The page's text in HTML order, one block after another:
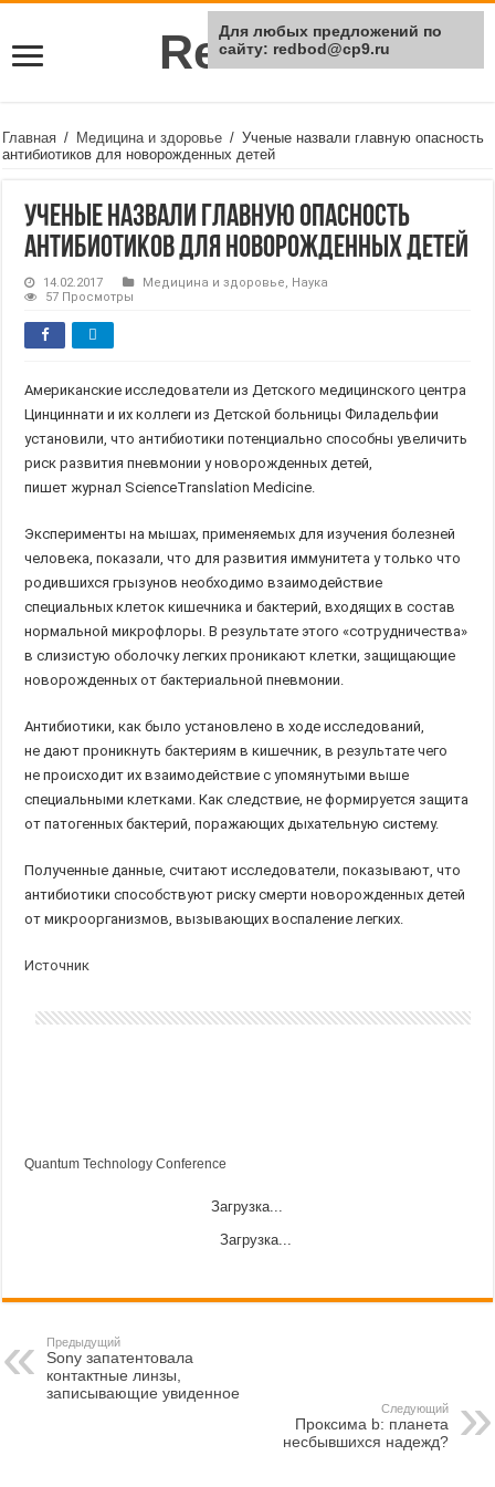
Rei Red
Главная / Медицина и здоровье / Ученые назвали главную опасность
антибиотиков для новорожденных детей
Ученые назвали главную опасность
антибиотиков для новорожденных детей
14.02.2017 Медицина и здоровье, Наука
57 Просмотры
Американские исследователи из Детского медицинского центра
Цинциннати и их коллеги из Детской больницы Филадельфии
установили, что антибиотики потенциально способны увеличить
риск развития пневмонии у новорожденных детей,
пишет журнал ScienceTranslation Medicine.
Эксперименты на мышах, применяемых для изучения болезней
человека, показали, что для развития иммунитета у только что
родившихся грызунов необходимо взаимодействие
специальных клеток кишечника и бактерий, входящих в состав
нормальной микрофлоры. В результате этого «сотрудничества»
в слизистую оболочку легких проникают клетки, защищающие
новорожденных от бактериальной пневмонии.
Антибиотики, как было установлено в ходе исследований,
не дают проникнуть бактериям в кишечник, в результате чего
не происходит их взаимодействие с упомянутыми выше
специальными клетками. Как следствие, не формируется защита
от патогенных бактерий, поражающих дыхательную систему.
Полученные данные, считают исследователи, показывают, что
антибиотики способствуют риску смерти новорожденных детей
от микроорганизмов, вызывающих воспаление легких.
Источник
Quantum Technology Conference
Загрузка...
Загрузка...
Предыдущий
Sony запатентовала
контактные линзы,
записывающие увиденное
Следующий
Проксима b: планета
несбывшихся надежд?
Для любых предложений по
сайту: redbod@cp9.ru